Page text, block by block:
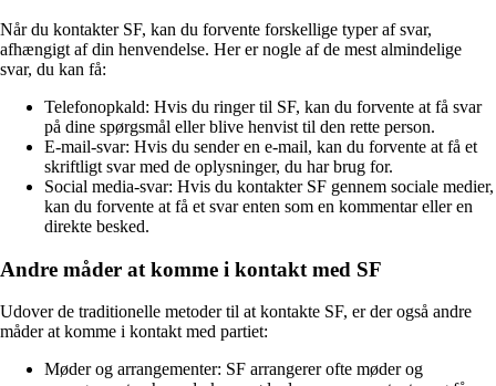
Når du kontakter SF, kan du forvente forskellige typer af svar,
afhængigt af din henvendelse. Her er nogle af de mest almindelige
svar, du kan få:
Telefonopkald: Hvis du ringer til SF, kan du forvente at få svar
på dine spørgsmål eller blive henvist til den rette person.
E-mail-svar: Hvis du sender en e-mail, kan du forvente at få et
skriftligt svar med de oplysninger, du har brug for.
Social media-svar: Hvis du kontakter SF gennem sociale medier,
kan du forvente at få et svar enten som en kommentar eller en
direkte besked.
Andre måder at komme i kontakt med SF
Udover de traditionelle metoder til at kontakte SF, er der også andre
måder at komme i kontakt med partiet:
Møder og arrangementer: SF arrangerer ofte møder og